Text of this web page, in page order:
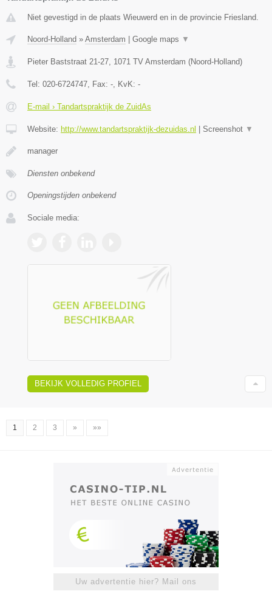
Niet gevestigd in de plaats Wieuwerd en in de provincie Friesland.
Noord-Holland » Amsterdam Google maps ▼
Pieter Baststraat 21-27, 1071 TV Amsterdam (Noord-Holland)
Tel: 020-6724747, Fax: -, KvK: -
E-mail › Tandartspraktijk de ZuidAs
Website: http://www.tandartspraktijk-dezuidas.nl Screenshot ▼
manager
Diensten onbekend
Openingstijden onbekend
Sociale media:
BEKIJK VOLLEDIG PROFIEL
1 2 3 » »»
Uw advertentie hier? Mail ons